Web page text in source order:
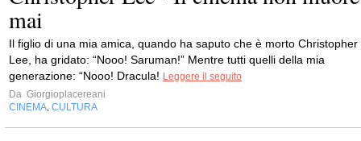
mai
Il figlio di una mia amica, quando ha saputo che è morto Christopher
Lee, ha gridato: “Nooo! Saruman!” Mentre tutti quelli della mia
generazione: “Nooo! Dracula! Leggere il seguito
Da Giorgioplacereani
CINEMA CULTURA